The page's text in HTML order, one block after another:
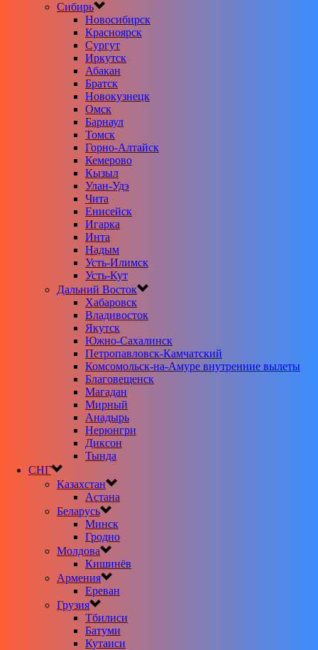
Сибирь
Новосибирск
Красноярск
Сургут
Иркутск
Абакан
Братск
Новокузнецк
Омск
Барнаул
Томск
Горно-Алтайск
Кемерово
Кызыл
Улан-Удэ
Чита
Енисейск
Игарка
Инта
Надым
Усть-Илимск
Усть-Кут
Дальний Восток
Хабаровск
Владивосток
Якутск
Южно-Сахалинск
Петропавловск-Камчатский
Комсомольск-на-Амуре внутренние вылеты
Благовещенск
Магадан
Мирный
Анадырь
Нерюнгри
Диксон
Тында
СНГ
Казахстан
Астана
Беларусь
Минск
Гродно
Молдова
Кишинёв
Армения
Ереван
Грузия
Тбилиси
Батуми
Кутаиси